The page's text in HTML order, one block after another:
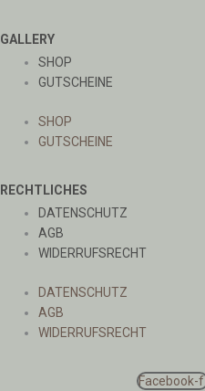
GALLERY
SHOP
GUTSCHEINE
SHOP
GUTSCHEINE
RECHTLICHES
DATENSCHUTZ
AGB
WIDERRUFSRECHT
DATENSCHUTZ
AGB
WIDERRUFSRECHT
Facebook-f